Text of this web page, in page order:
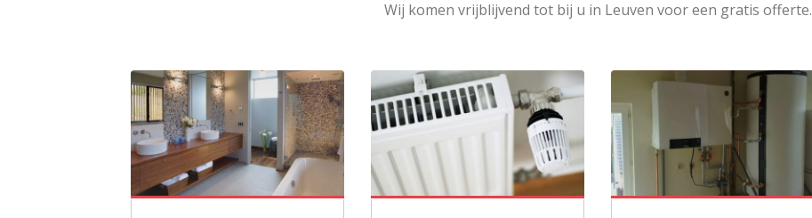
Wij komen vrijblijvend tot bij u in Leuven voor een gratis offerte.